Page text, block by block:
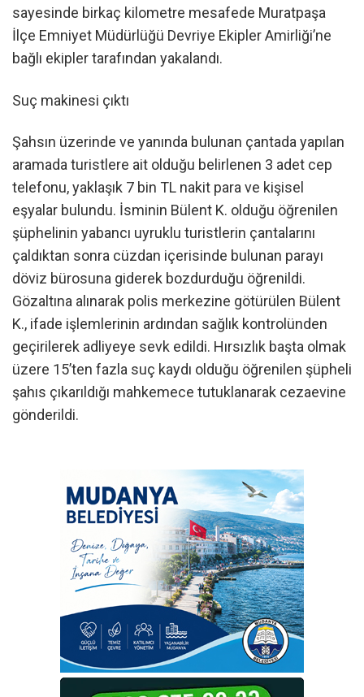
sayesinde birkaç kilometre mesafede Muratpaşa
İlçe Emniyet Müdürlüğü Devriye Ekipler Amirliği’ne
bağlı ekipler tarafından yakalandı.
Suç makinesi çıktı
Şahsın üzerinde ve yanında bulunan çantada yapılan
aramada turistlere ait olduğu belirlenen 3 adet cep
telefonu, yaklaşık 7 bin TL nakit para ve kişisel
eşyalar bulundu. İsminin Bülent K. olduğu öğrenilen
şüphelinin yabancı uyruklu turistlerin çantalarını
çaldıktan sonra cüzdan içerisinde bulunan parayı
döviz bürosuna giderek bozdurduğu öğrenildi.
Gözaltına alınarak polis merkezine götürülen Bülent
K., ifade işlemlerinin ardından sağlık kontrolünden
geçirilerek adliyeye sevk edildi. Hırsızlık başta olmak
üzere 15’ten fazla suç kaydı olduğu öğrenilen şüpheli
şahıs çıkarıldığı mahkemece tutuklanarak cezaevine
gönderildi.